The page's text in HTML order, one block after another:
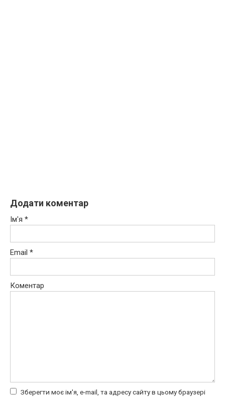
Додати коментар
Ім'я *
Email *
Коментар
Зберегти моє ім'я, e-mail, та адресу сайту в цьому браузері